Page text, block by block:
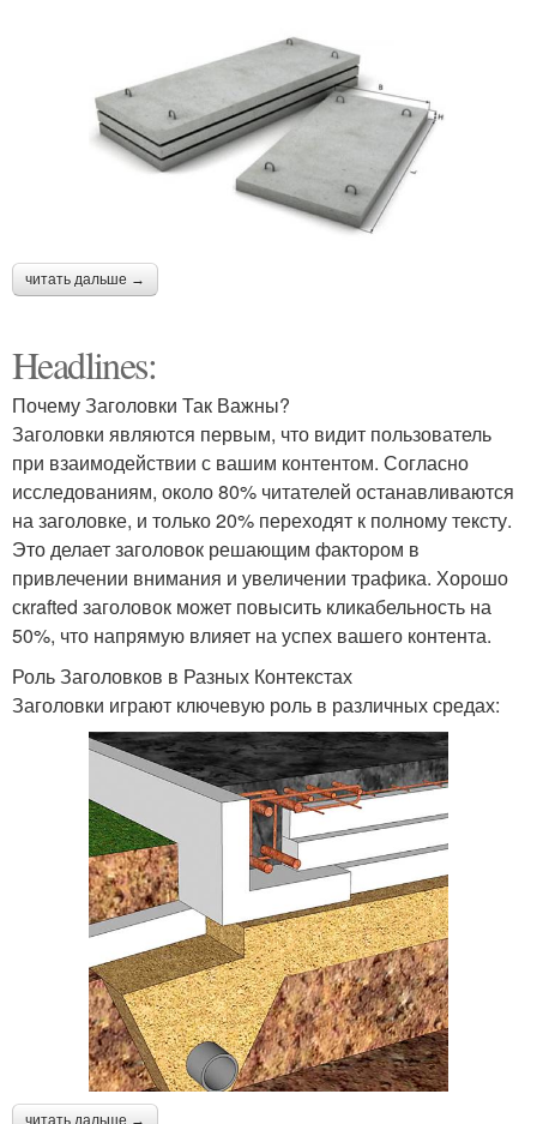
читать дальше →
Headlines:
Почему Заголовки Так Важны?
Заголовки являются первым, что видит пользователь
при взаимодействии с вашим контентом. Согласно
исследованиям, около 80% читателей останавливаются
на заголовке, и только 20% переходят к полному тексту.
Это делает заголовок решающим фактором в
привлечении внимания и увеличении трафика. Хорошо
скrafted заголовок может повысить кликабельность на
50%, что напрямую влияет на успех вашего контента.
Роль Заголовков в Разных Контекстах
Заголовки играют ключевую роль в различных средах:
читать дальше →